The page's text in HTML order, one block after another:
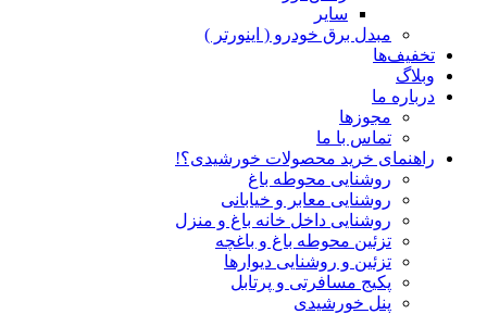
سایر
مبدل برق خودرو ( اینورتر )
تخفیف‌ها
وبلاگ
درباره ما
مجوزها
تماس با ما
راهنمای خرید محصولات خورشیدی؟!
روشنایی محوطه باغ
روشنایی معابر و خیابانی
روشنایی داخل خانه باغ و منزل
تزئین محوطه باغ و باغچه
تزئین و روشنایی دیوارها
پکیج مسافرتی و پرتابل
پنل خورشیدی